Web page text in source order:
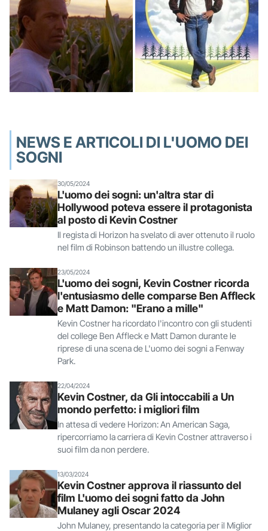
NEWS E ARTICOLI DI L'UOMO DEI
SOGNI
30/05/2024
L'uomo dei sogni: un'altra star di
Hollywood poteva essere il protagonista
al posto di Kevin Costner
Il regista di Horizon ha svelato di aver ottenuto il ruolo
nel film di Robinson battendo un illustre collega.
23/05/2024
L'uomo dei sogni, Kevin Costner ricorda
l'entusiasmo delle comparse Ben Affleck
e Matt Damon: "Erano a mille"
Kevin Costner ha ricordato l'incontro con gli studenti
del college Ben Affleck e Matt Damon durante le
riprese di una scena de L'uomo dei sogni a Fenway
Park.
22/04/2024
Kevin Costner, da Gli intoccabili a Un
mondo perfetto: i migliori film
In attesa di vedere Horizon: An American Saga,
ripercorriamo la carriera di Kevin Costner attraverso i
suoi film da non perdere.
13/03/2024
Kevin Costner approva il riassunto del
film L'uomo dei sogni fatto da John
Mulaney agli Oscar 2024
John Mulaney, presentando la categoria per il Miglior